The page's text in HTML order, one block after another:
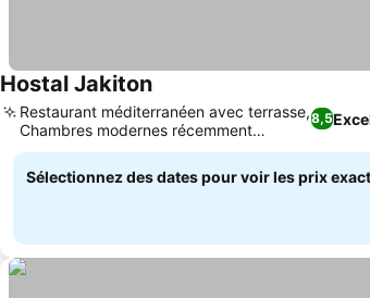
Hostal Jakiton
8,5
Restaurant méditerranéen avec terrasse,
Chambres modernes récemment
rénovées
Sélectionnez des dates pour voir les prix